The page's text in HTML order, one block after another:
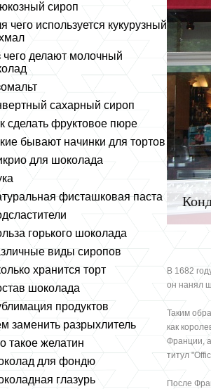
сироп
чего используется кукурузный
чего делают молочный
сахарный сироп
сделать фруктовое пюре
бывают начинки для тортов
для шоколада
фисташковая паста
горького шоколада
виды сиропов
хранится торт
шоколада
продуктов
заменить разрыхлитель
такое желатин
для фондю
глазурь
В 1682
он нанял
Таким
как
Франции,
титул
После